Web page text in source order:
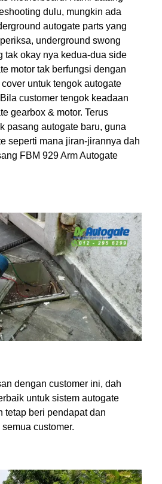
dulu, mungkin ada
autogate parts yang
underground swong
tak okay nya kedua-dua side
motor tak berfungsi dengan
untuk tengok autogate
customer tengok keadaan
gearbox & motor. Terus
pasang autogate baru, guna
seperti mana jiran-jirannya dah
FBM 929 Arm Autogate
dengan customer ini, dah
untuk sistem autogate
tetap beri pendapat dan
customer.